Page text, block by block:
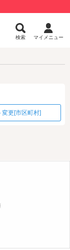
検索 マイメニュー
変更[市区町村]